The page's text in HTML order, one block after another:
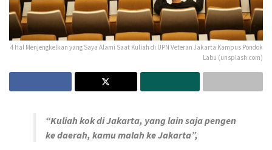
4 Hal Menjengkelkan yang Saya Alami Saat Kuliah di UPN Veteran Jakarta Kampus Pondok
Labu (unsplash.com)
“Kuliah kok di Jakarta, yang lain saja pengen
ke daerah, kamu malah ke Jakarta”,